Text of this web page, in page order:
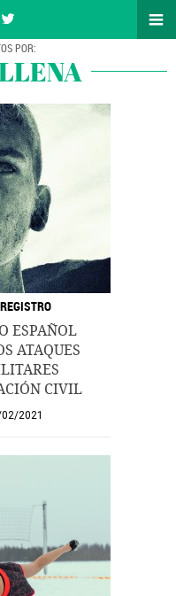
ESPAÑOL
ATAQUES
CIVIL
2021